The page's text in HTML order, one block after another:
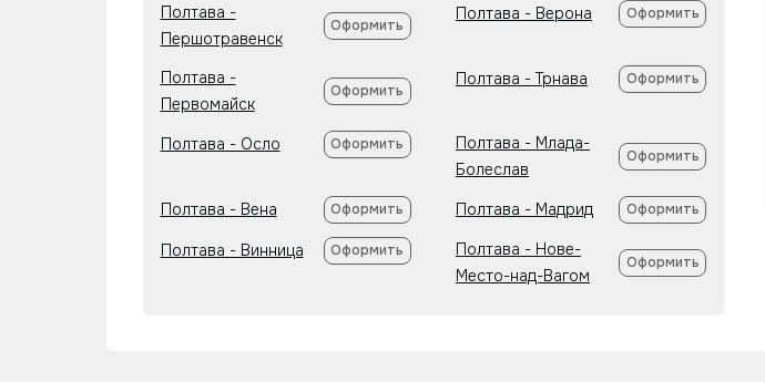
Полтава -
Першотравенск
Оформить
Полтава -
Первомайск
Оформить
Полтава - Осло Оформить
Полтава - Вена Оформить
Полтава - Винница Оформить
Полтава - Верона Оформить
Полтава - Трнава Оформить
Полтава - Млада-
Болеслав
Оформить
Полтава - Мадрид Оформить
Полтава - Нове-
Место-над-Вагом
Оформить